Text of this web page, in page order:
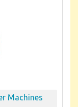
Machines